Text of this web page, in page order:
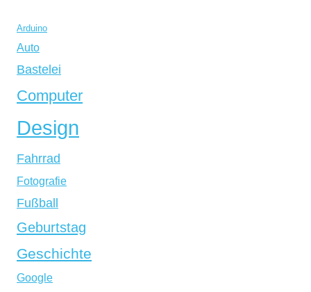
Arduino
Auto
Bastelei
Computer
Design
Fahrrad
Fotografie
Fußball
Geburtstag
Geschichte
Google